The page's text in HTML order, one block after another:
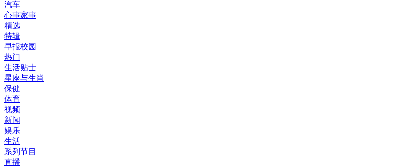
汽车
心事家事
精选
特辑
早报校园
热门
生活贴士
星座与生肖
保健
体育
视频
新闻
娱乐
生活
系列节目
直播